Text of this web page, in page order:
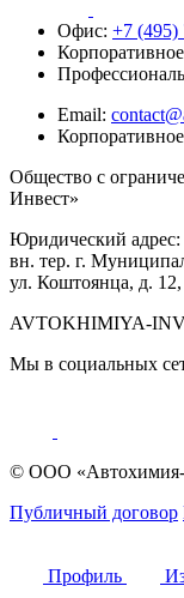
Офис: +7 (495)
Email:
Общество с
Инвест»
Юридический адрес:
вн. тер. г.
ул. Коштоянца, д.
AVTOKHIMIYA-
Мы в социальных
© ООО «Автохимия-
Публичный договор
Профиль